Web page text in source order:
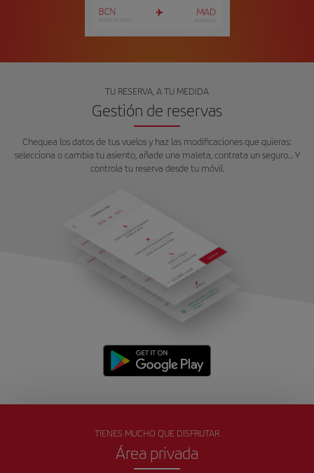
TU RESERVA, A TU MEDIDA
Gestión de reservas
Chequea los datos de tus vuelos y haz las modificaciones que quieras:
selecciona o cambia tu asiento, añade una maleta, contrata un seguro… Y
controla tu reserva desde tu móvil.
TIENES MUCHO QUE DISFRUTAR
Área privada